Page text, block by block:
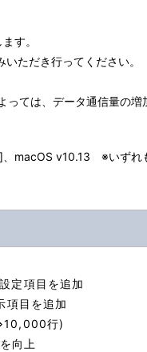
す。
いただき行ってください。
ては、データ通信量の
v10.13 ※いずれも
定項目を追加
項目を追加
行)
向上